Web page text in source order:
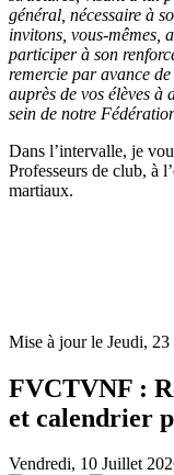
général, nécessaire à
invitons, vous-mêmes,
participer à son
remercie par avance
auprès de vos élèves à
sein de notre
Dans l’intervalle, je
Professeurs de club, à
martiaux.
Mise à jour le Jeudi,
FVCTVNF :
et calendrier
Vendredi, 10 Juillet